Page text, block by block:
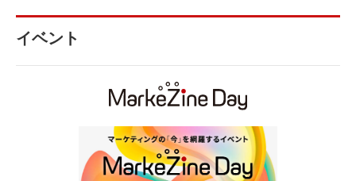
イベント